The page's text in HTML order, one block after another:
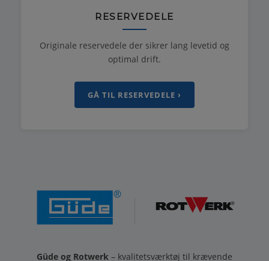
RESERVEDELE
Originale reservedele der sikrer lang levetid og
optimal drift.
GÅ TIL RESERVEDELE ›
Güde og Rotwerk – kvalitetsværktøj til krævende